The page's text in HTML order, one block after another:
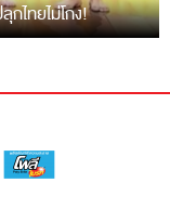
กไทยไม่โกง!